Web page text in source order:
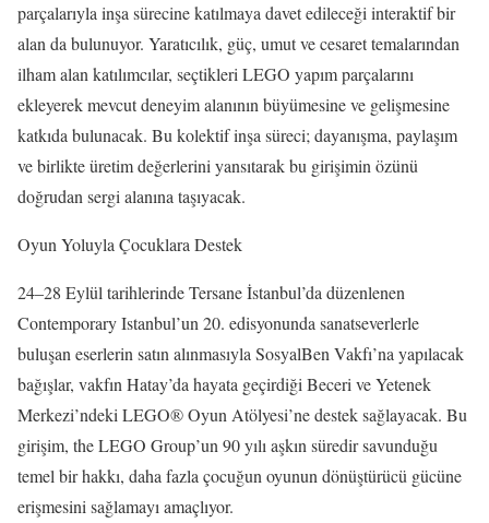
parçalarıyla inşa sürecine katılmaya davet edileceği interaktif bir
alan da bulunuyor. Yaratıcılık, güç, umut ve cesaret temalarından
ilham alan katılımcılar, seçtikleri LEGO yapım parçalarını
ekleyerek mevcut deneyim alanının büyümesine ve gelişmesine
katkıda bulunacak. Bu kolektif inşa süreci; dayanışma, paylaşım
ve birlikte üretim değerlerini yansıtarak bu girişimin özünü
doğrudan sergi alanına taşıyacak.
Oyun Yoluyla Çocuklara Destek
24–28 Eylül tarihlerinde Tersane İstanbul’da düzenlenen
Contemporary Istanbul’un 20. edisyonunda sanatseverlerle
buluşan eserlerin satın alınmasıyla SosyalBen Vakfı’na yapılacak
bağışlar, vakfın Hatay’da hayata geçirdiği Beceri ve Yetenek
Merkezi’ndeki LEGO® Oyun Atölyesi’ne destek sağlayacak. Bu
girişim, the LEGO Group’un 90 yılı aşkın süredir savunduğu
temel bir hakkı, daha fazla çocuğun oyunun dönüştürücü gücüne
erişmesini sağlamayı amaçlıyor.